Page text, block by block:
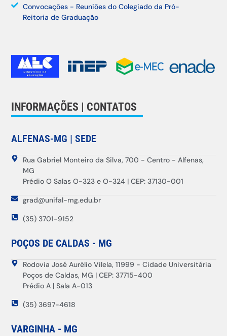
Convocações - Reuniões do Colegiado da Pró-
Reitoria de Graduação
INFORMAÇÕES | CONTATOS
ALFENAS-MG | SEDE
Rua Gabriel Monteiro da Silva, 700 - Centro - Alfenas,
MG
Prédio O Salas O-323 e O-324 | CEP: 37130-001
grad@unifal-mg.edu.br
(35) 3701-9152
POÇOS DE CALDAS - MG
Rodovia José Aurélio Vilela, 11999 - Cidade Universitária
Poços de Caldas, MG | CEP: 37715-400
Prédio A | Sala A-013
(35) 3697-4618
VARGINHA - MG